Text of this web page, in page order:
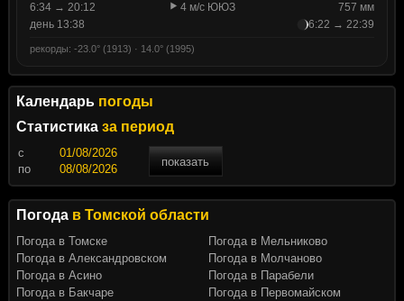
6:34 → 20:12
4 м/с ЮЮЗ
757 мм
день 13:38
6:22 → 22:39
рекорды: -23.0° (1913) · 14.0° (1995)
Календарь погоды
Статистика за период
c
показать
по
Погода в Томской области
Погода в Томске
Погода в Александровском
Погода в Асино
Погода в Бакчаре
Погода в Мельниково
Погода в Молчаново
Погода в Парабели
Погода в Первомайском